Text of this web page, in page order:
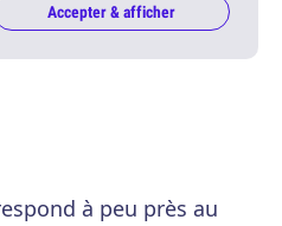
Accepter & afficher
à peu près au